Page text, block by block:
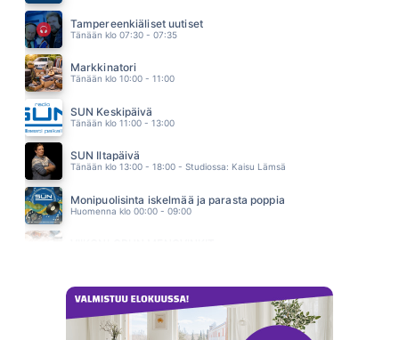
Q.STONE
16.06
Tampereenkiäliset uutiset
Tänään klo 07:30 - 07:35
Markkinatori
Tänään klo 10:00 - 11:00
SUN Keskipäivä
Tänään klo 11:00 - 13:00
SUN Iltapäivä
Tänään klo 13:00 - 18:00 - Studiossa: Kaisu Lämsä
Monipuolisinta iskelmää ja parasta poppia
Huomenna klo 00:00 - 09:00